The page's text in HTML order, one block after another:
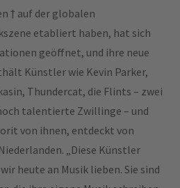
† auf der globalen
etabliert haben, hat sich
geöffnet, und ihre neue
Künstler wie Kevin Parker,
Thundercat, die Flints – zwei
talentierte Zwillinge – und
von ihnen, entdeckt von
„Diese Künstler
heute an Musik lieben. Sie sind